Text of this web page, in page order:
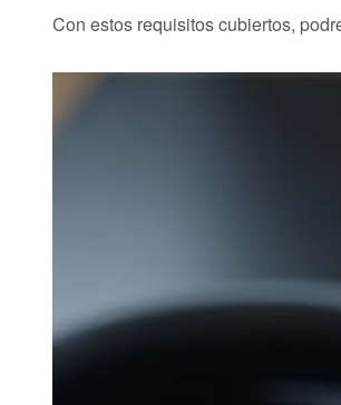
Con estos requisitos cubiertos,